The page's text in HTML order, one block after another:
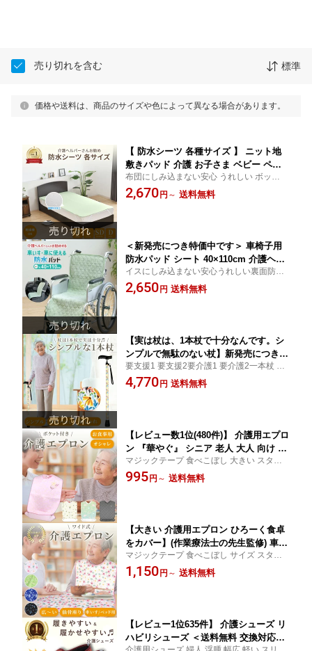
売り切れを含む 標準
価格や送料は、商品のサイズや色によって異なる場合があります。
【 防水シーツ 各種サイズ 】 ニット地
敷きパッド 介護 お子さま ベビー ペッ
ト ワイドタイプ 電気毛布 OK 抗菌 防臭
洗える おねしょ おねしょシーツ 失禁
布団にしみ込まない安心 うれしい ボックス
裏面 防水 シート 加工 家庭用 乾燥機 対応
ニット 生地 やわらか 犬 猫 チャイルドシー
2,670円 ～ 送料無料
＜新発売につき特価中です＞ 車椅子用
防水パッド シート 40×110cm 介護ヘル
パーさんお勧め パイル地 介護用 強化ゴ
ム付 4ヶ所ヒモ付き スナップボタン 滑
イスにしみ込まない安心うれしい裏面防水
加工 車いすにも車のシートにも使える！ 家
庭用乾燥機対応！ 表面は肌ざわり柔らかな
2,650円 送料無料
【実は杖は、1本杖で十分なんです。シ
ンプルで無駄のない杖】新発売につき利
益なしでSALE中です。 杖 伸縮 シニア
1本杖 片手杖 介護 シンプル 軽量 おしゃ
要支援1 要支援2要介護1 要介護2一本杖 ス
ティック 杖 つえ高齢者 老人 障害者 杖介護
送料無料
4,770円 送料無料
【レビュー数1位(480件)】 介護用エプロ
ン 『華やぐ』 シニア 老人 大人 向け 食
事用 介助エプロン 食事受け ビブ リハ
ビリ 嚥下 ポケット付き 防水 撥水 乾燥
マジックテープ 食べこぼし 大きい スタイ
老人 障がい者 食事エプロン カトラリー 安
心 大人用 介護エプロン メンズ 子供 老人ホ
995円 ～ 送料無料
【大きい 介護用エプロン ひろーく食卓
をカバー】(作業療法士の先生監修) 車い
す ベッド 仙骨座りでもOK 老人 大人 食
事用 介助 食事受け ビブ リハビリ 嚥下
マジックテープ 食べこぼし サイズ スタイ
障がい者 食事エプロン カトラリー 安心 大
人用 おしゃれ メンズ 子供 老人ホーム シニ
1,150円 ～ 送料無料
【レビュー1位635件】 介護シューズ リ
ハビリシューズ ＜送料無料 交換対応OK